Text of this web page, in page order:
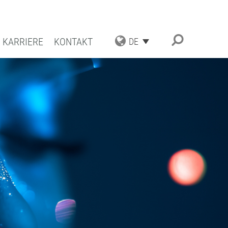
DE
APPLICATIONS
UND QUALITÄT
KARRIERE KONTAKT